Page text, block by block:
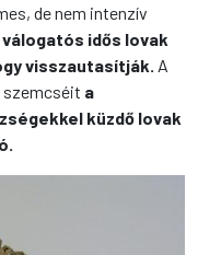
de nem intenzív
idős lovak
visszautasítják. A
szemcséit a
küzdő lovak